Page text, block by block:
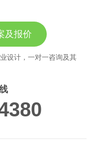
及报价
设计，一对一咨询及其